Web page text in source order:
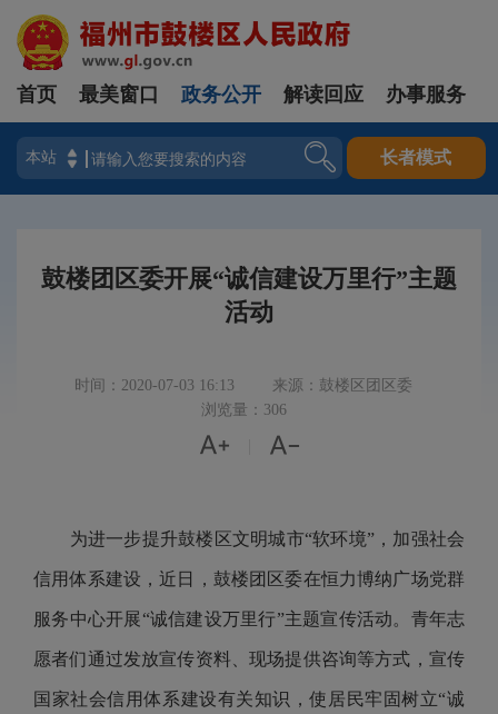
登录
首页 最美窗口 政务公开 解读回应 办事服务
长者模式
鼓楼团区委开展“诚信建设万里行”主题
活动
时间：2020-07-03 16:13
来源：鼓楼区团区委
浏览量：306
 
为进一步提升鼓楼区文明城市“软环境”，加强社会
信用体系建设，近日， 鼓楼团区委在恒力博纳广场党群
服务中心开展“诚信建设万里行”主题宣传活动。青年志
愿者们通过发放宣传资料、现场提供咨询等方式，宣传
国家社会信用体系建设有关知识，使居民牢固树立“诚